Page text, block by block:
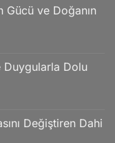
ve Doğanın
Duygularla Dolu
Değiştiren Dahi